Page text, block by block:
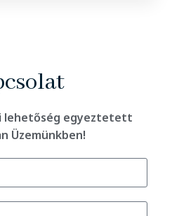
lehetőség egyeztetett
Üzemünkben!